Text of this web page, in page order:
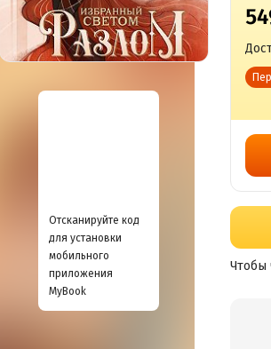
Отсканируйте код
для установки
мобильного
приложения
MyBook
Чтобы